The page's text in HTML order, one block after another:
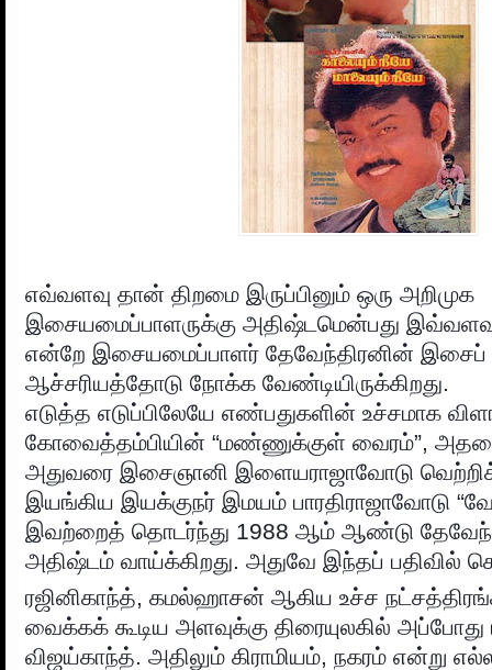
எவ்வளவு தான் திறமை இருப்பினும் ஒரு அறிமுக
இசையமைப்பாளருக்கு அதிஷ்டமென்பது இவ்வளவு
என்றே இசையமைப்பாளர் தேவேந்திரனின்
ஆச்சரியத்தோடு நோக்க வேண்டியிருக்கிறது.
எடுத்த எடுப்பிலேயே எண்பதுகளின் உச்சமாக
கோவைத்தம்பியின் “மண்ணுக்குள் வைரம்”,
அதுவரை இசைஞானி இளையராஜாவோடு
இயங்கிய இயக்குநர் இமயம் பாரதிராஜாவோடு
இவற்றைத் தொடர்ந்து 1988 ஆம் ஆண்டு
அதிஷ்டம் வாய்க்கிறது. அதுவே இந்தப் பதிவில்
ரஜினிகாந்த், கமல்ஹாசன் ஆகிய உச்ச
வைக்கக் கூடிய அளவுக்கு திரையுலகில்
விஜய்காந்த். அதிலும் கிராமியம், நகரம் என்று